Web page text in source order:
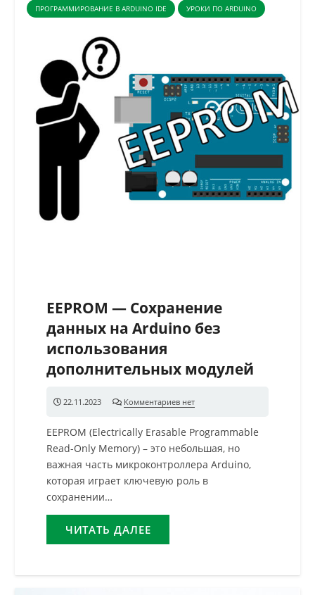
ПРОГРАММИРОВАНИЕ В ARDUINO IDE УРОКИ ПО ARDUINO
EEPROM — Сохранение
данных на Arduino без
использования
дополнительных модулей
22.11.2023 Комментариев нет
EEPROM (Electrically Erasable Programmable
Read-Only Memory) – это небольшая, но
важная часть микроконтроллера Arduino,
которая играет ключевую роль в
сохранении…
ЧИТАТЬ ДАЛЕЕ